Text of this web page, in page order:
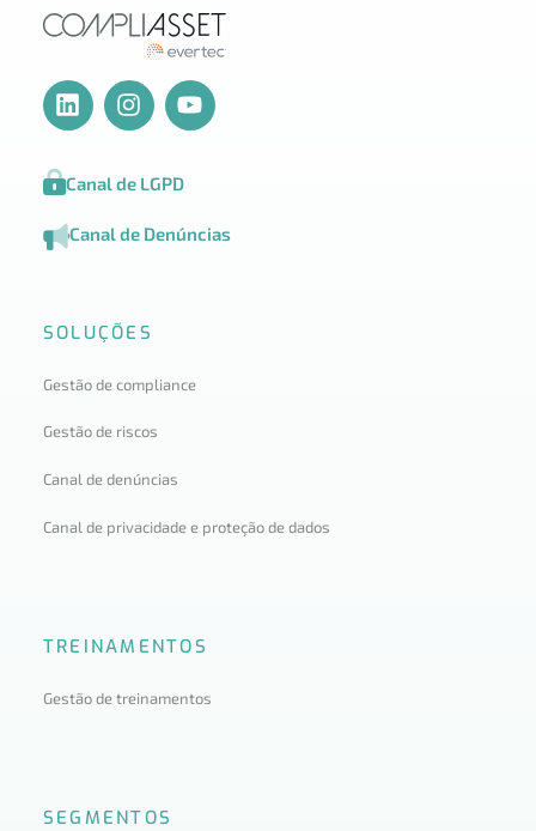
Canal de LGPD
Canal de Denúncias
SOLUÇÕES
Gestão de compliance
Gestão de riscos
Canal de denúncias
Canal de privacidade e proteção de dados
TREINAMENTOS
Gestão de treinamentos
SEGMENTOS